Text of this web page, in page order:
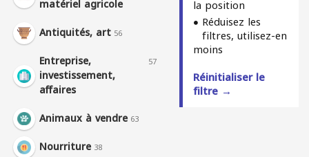
matériel agricole
Antiquités, art 56
Entreprise,
investissement,
affaires
57
Animaux à vendre 63
Nourriture 38
la position
Réduisez les
filtres, utilisez-en
moins
Réinitialiser le
filtre →